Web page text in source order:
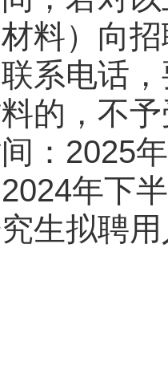
料）向
系电话
的，不
2025年
年下半
究生拟聘